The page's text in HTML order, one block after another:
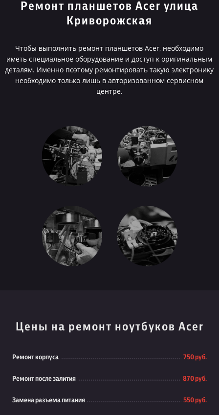
Ремонт планшетов Acer улица
Криворожская
Чтобы выполнить ремонт планшетов Acer, необходимо
иметь специальное оборудование и доступ к оригинальным
деталям. Именно поэтому ремонтировать такую электронику
необходимо только лишь в авторизованном сервисном
центре.
Цены на ремонт ноутбуков Acer
Ремонт корпуса 750 руб.
Ремонт после залития 870 руб.
Замена разъема питания 550 руб.